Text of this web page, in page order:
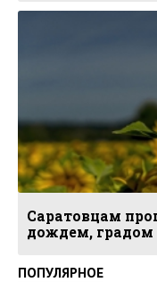
Саратовцам
дождем, градом
ПОПУЛЯРНОЕ